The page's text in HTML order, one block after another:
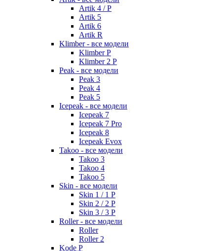
Artik 4 / P
Artik 5
Artik 6
Artik R
Klimber - все модели
Klimber P
Klimber 2 P
Peak - все модели
Peak 3
Peak 4
Peak 5
Icepeak - все модели
Icepeak 7
Icepeak 7 Pro
Icepeak 8
Icepeak Evox
Takoo - все модели
Takoo 3
Takoo 4
Takoo 5
Skin - все модели
Skin 1 / 1 P
Skin 2 / 2 P
Skin 3 / 3 P
Roller - все модели
Roller
Roller 2
Kode P